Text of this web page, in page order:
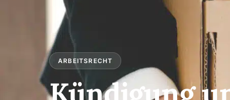
ARBEITSRECHT